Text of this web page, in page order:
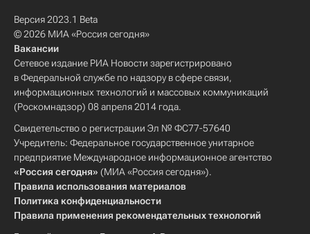
Версия 2023.1 Beta
© 2026 МИА «Россия сегодня»
Вакансии
Сетевое издание РИА Новости зарегистрировано
в Федеральной службе по надзору в сфере связи,
информационных технологий и массовых коммуникаций
(Роскомнадзор) 08 апреля 2014 года.
Свидетельство о регистрации Эл № ФС77-57640
Учредитель: Федеральное государственное унитарное
предприятие Международное информационное агентство
«Россия сегодня» (МИА «Россия сегодня»).
Правила использования материалов
Политика конфиденциальности
Правила применения рекомендательных технологий